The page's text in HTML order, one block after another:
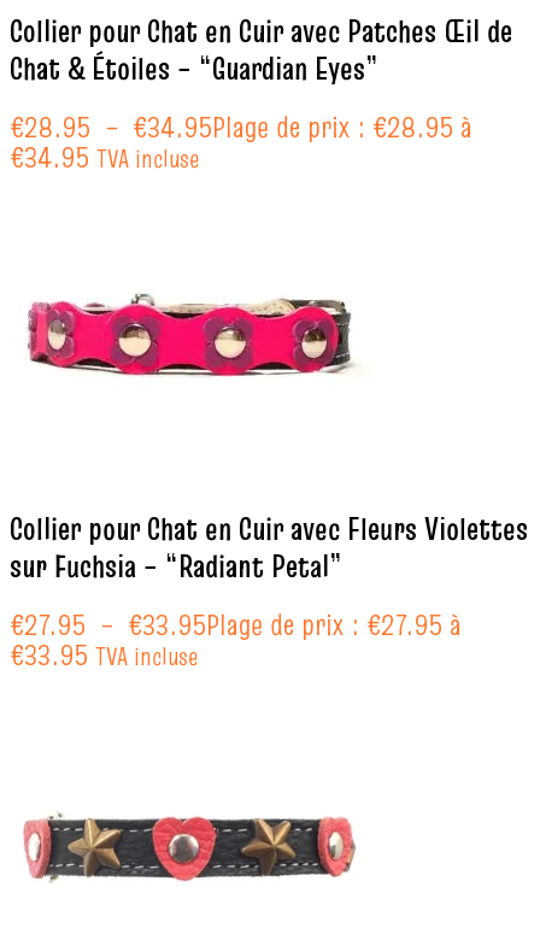
Collier pour Chat en Cuir avec Patches Œil de
Chat & Étoiles – “Guardian Eyes”
€28.95 – €34.95Plage de prix : €28.95 à
€34.95 TVA incluse
Collier pour Chat en Cuir avec Fleurs Violettes
sur Fuchsia – “Radiant Petal”
€27.95 – €33.95Plage de prix : €27.95 à
€33.95 TVA incluse